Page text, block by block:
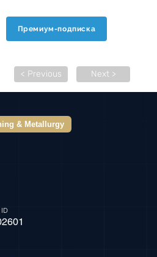
Премиум-подписка
< Previous Next >
& Metallurgy